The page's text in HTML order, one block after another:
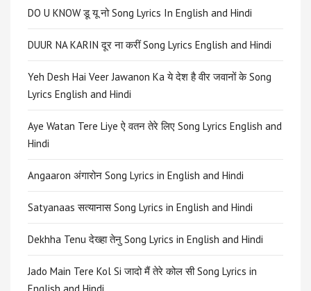
DO U KNOW डू यू नो Song Lyrics In English and Hindi
DUUR NA KARIN दूर ना करीं Song Lyrics English and Hindi
Yeh Desh Hai Veer Jawanon Ka ये देश है वीर जवानों के Song
Lyrics English and Hindi
Aye Watan Tere Liye ऐ वतन तेरे लिए Song Lyrics English and
Hindi
Angaaron अंगारोन Song Lyrics in English and Hindi
Satyanaas सत्यानास Song Lyrics in English and Hindi
Dekhha Tenu देख्हा तेनु Song Lyrics in English and Hindi
Jado Main Tere Kol Si जादो मैं तेरे कोल सी Song Lyrics in